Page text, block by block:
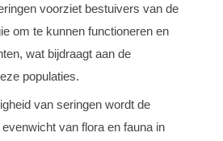
voorziet bestuivers van de
om te kunnen functioneren en
wat bijdraagt aan de
populaties.
van seringen wordt de
van flora en fauna in